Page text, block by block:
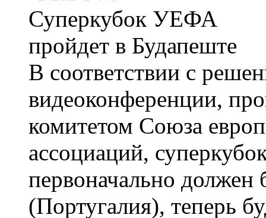
В соответствии с
видеоконференции,
комитетом Союза
ассоциаций,
первоначально должен
(Португалия), теперь